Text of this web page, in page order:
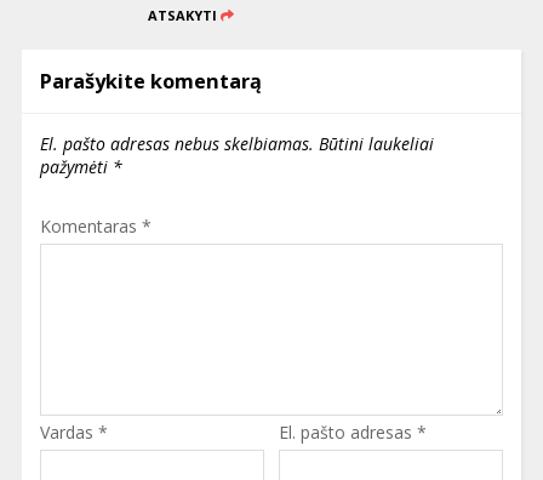
ATSAKYTI
Parašykite komentarą
El. pašto adresas nebus skelbiamas. Būtini laukeliai
pažymėti *
Komentaras *
Vardas * El. pašto adresas *